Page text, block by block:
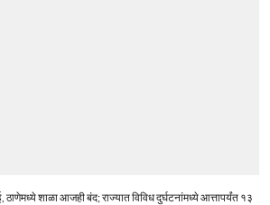
ठाणेमध्ये शाळा आजही बंद; राज्यात विविध दुर्घटनांमध्ये आत्तापर्यंत १३